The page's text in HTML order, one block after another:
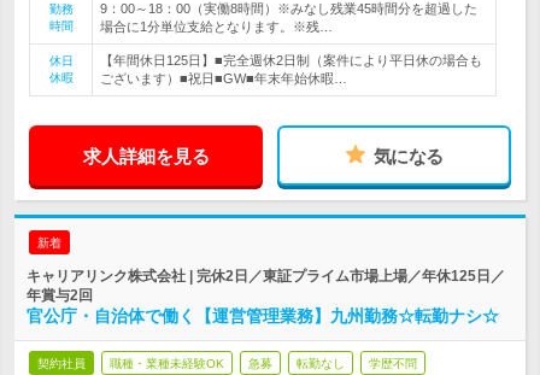
勤務
時間
9：00～18：00（実働8時間）※みなし残業45時間分を超過した
場合に1分単位支給となります。※残…
休日
休暇
【年間休日125日】■完全週休2日制（案件により平日休の場合も
ございます）■祝日■GW■年末年始休暇…
求人詳細を見る 気になる
新着
キャリアリンク株式会社 | 完休2日／東証プライム市場上場／年休125日／
年賞与2回
官公庁・自治体で働く【運営管理業務】九州勤務☆転勤ナシ☆
契約社員 職種・業種未経験OK 急募 転勤なし 学歴不問